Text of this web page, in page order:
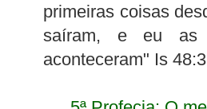
primeiras coisas
saíram, e eu as
aconteceram" Is